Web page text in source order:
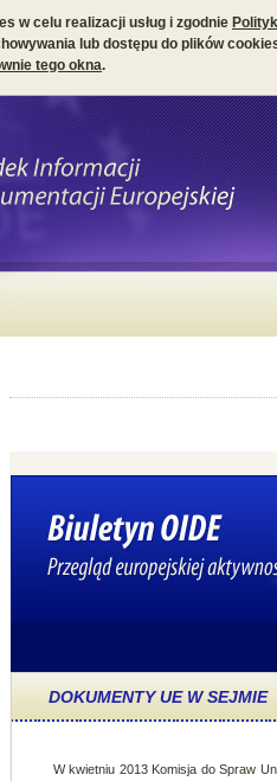
w celu realizacji usług i zgodnie
lub dostępu do plików
tego okna.
prezydencji irlandzkiej w Radzie UE
DOKUMENTY UE W SEJMIE
W kwietniu 2013 Komisja do Spraw